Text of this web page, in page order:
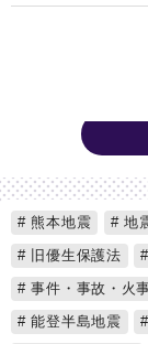
熊本地震 地
旧優生保護法
事件・事故・火
能登半島地震